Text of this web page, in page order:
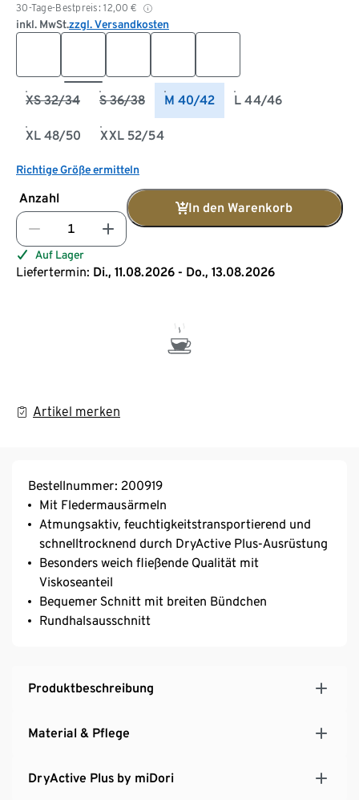
30-Tage-Bestpreis: 12,00 €
inkl. MwSt.zzgl. Versandkosten
XS 32/34 S 36/38 M 40/42 L 44/46
XL 48/50 XXL 52/54
Richtige Größe ermitteln
Anzahl
In den Warenkorb
Auf Lager
Liefertermin: Di., 11.08.2026 - Do., 13.08.2026
Artikel merken
Bestellnummer: 200919
Mit Fledermausärmeln
Atmungsaktiv, feuchtigkeitstransportierend und
schnelltrocknend durch DryActive Plus-Ausrüstung
Besonders weich fließende Qualität mit
Viskoseanteil
Bequemer Schnitt mit breiten Bündchen
Rundhalsausschnitt
Produktbeschreibung
Material & Pflege
DryActive Plus by miDori